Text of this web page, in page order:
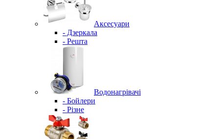
Аксесуари
- Дзеркала
- Решта
Водонагрівачі
- Бойлери
- Різне